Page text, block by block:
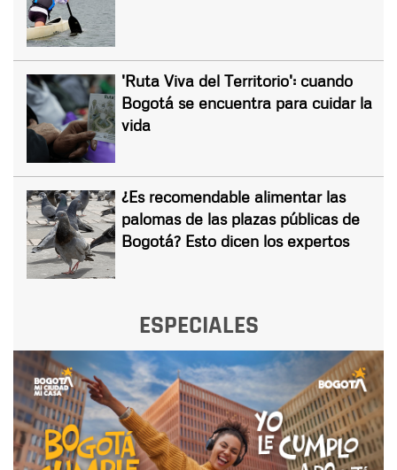
'Ruta Viva del Territorio': cuando
Bogotá se encuentra para cuidar la
vida
¿Es recomendable alimentar las
palomas de las plazas públicas de
Bogotá? Esto dicen los expertos
ESPECIALES